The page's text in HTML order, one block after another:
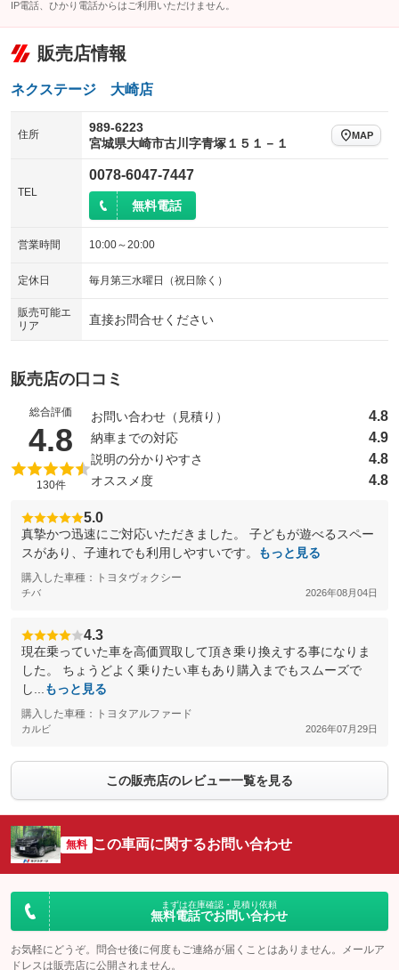
IP電話、ひかり電話からはご利用いただけません。
販売店情報
ネクステージ 大崎店
住所
989-6223
宮城県大崎市古川字青塚１５１－１
MAP
TEL
0078-6047-7447
無料電話
営業時間 10:00～20:00
定休日 毎月第三水曜日（祝日除く）
販売可能エ
リア
直接お問合せください
販売店の口コミ
総合評価
4.8 （5点満点中）
130件
お問い合わせ（見積り） 4.8
納車までの対応 4.9
説明の分かりやすさ 4.8
オススメ度 4.8
5.0
真摯かつ迅速にご対応いただきました。 子どもが遊べるスペー
スがあり、子連れでも利用しやすいです。
もっと見る
購入した車種：トヨタヴォクシー
チバ 2026年08月04日
4.3
現在乗っていた車を高価買取して頂き乗り換えする事になりま
した。 ちょうどよく乗りたい車もあり購入までもスムーズで
し...
もっと見る
購入した車種：トヨタアルファード
カルビ 2026年07月29日
この販売店のレビュー一覧を見る
無料 この車両に関するお問い合わせ
まずは在庫確認・見積り依頼
無料電話でお問い合わせ
お気軽にどうぞ。問合せ後に何度もご連絡が届くことはありません。メールア
ドレスは販売店に公開されません。